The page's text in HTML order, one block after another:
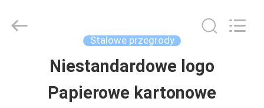
Stalowe przegrody
Niestandardowe logo
Papierowe kartonowe